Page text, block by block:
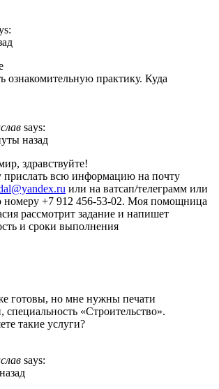
ознакомительную практику. Куда
says:
назад
здравствуйте!
всю информацию на почту
или на ватсап/телеграмм или
номеру +7 912 456-53-02. Моя помощница
рассмотрит задание и напишет
и сроки выполнения
готовы, но мне нужны печати
специальность «Строительство».
такие услуги?
says: